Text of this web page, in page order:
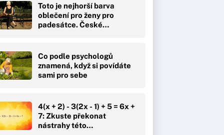
Toto je nejhorší barva
oblečení pro ženy pro
padesátce. České…
Co podle psychologů
znamená, když si povídáte
sami pro sebe
4(x + 2) - 3(2x - 1) + 5 = 6x +
7: Zkuste překonat
nástrahy této…